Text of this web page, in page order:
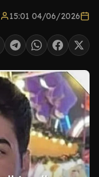
04/06/2026 15:01